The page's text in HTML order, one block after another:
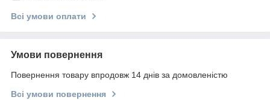
Всі умови оплати
Умови повернення
Повернення товару впродовж 14 днів за домовленістю
Всі умови повернення